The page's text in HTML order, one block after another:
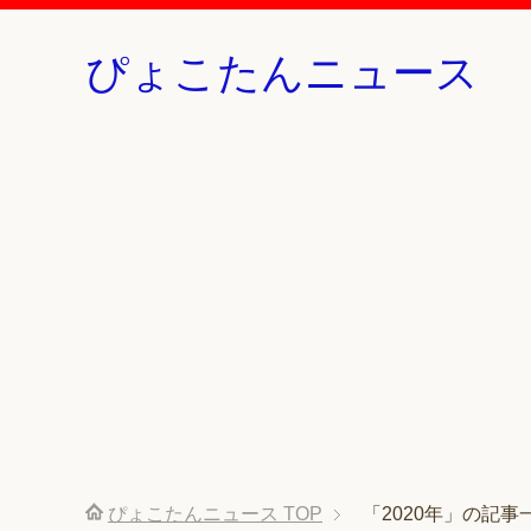
ぴょこたんニュース
ぴょこたんニュース TOP 「2020年」の記事